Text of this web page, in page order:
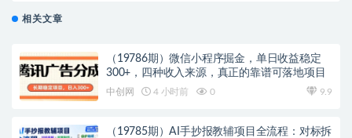
相关文章
（19786期）微信小程序掘金，单日收益稳定
300+，四种收入来源，真正的靠谱可落地项目
中创网 4 小时前 0 9.9
（19785期）AI手抄报教辅项目全流程：对标拆